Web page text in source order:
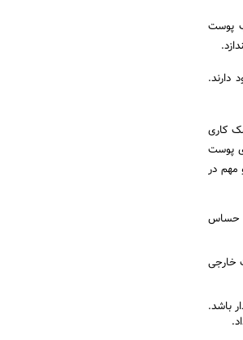
پوست
کاری
پوست
مهم در
حساس
خارجی
باشد.